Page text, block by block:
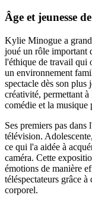
Âge et jeunesse
Kylie Minogue a
joué un rôle important
l'éthique de travail qui
un environnement
spectacle dès son plus
créativité, permettant
comédie et la musique
Ses premiers pas
télévision.
ce qui l'a aidée à
caméra. Cette
émotions de manière
téléspectateurs grâce
corporel.